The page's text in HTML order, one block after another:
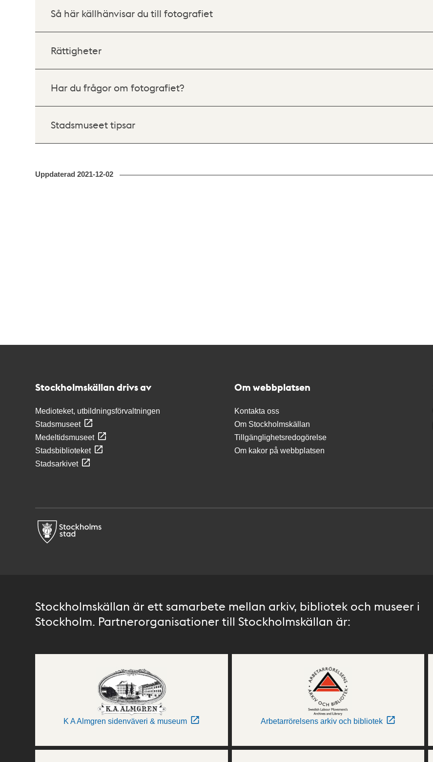
Så här källhänvisar du till fotografiet
Rättigheter
Har du frågor om fotografiet?
Stadsmuseet tipsar
Uppdaterad 2021-12-02
Stockholmskällan drivs av
Medioteket, utbildningsförvaltningen
Stadsmuseet
Medeltidsmuseet
Stadsbiblioteket
Stadsarkivet
Om webbplatsen
Kontakta oss
Om Stockholmskällan
Tillgänglighetsredogörelse
Om kakor på webbplatsen
Stockholmskällan är ett samarbete mellan arkiv, bibliotek och museer i
Stockholm. Partnerorganisationer till Stockholmskällan är:
K A Almgren sidenväveri & museum Arbetarrörelsens arkiv och bibliotek